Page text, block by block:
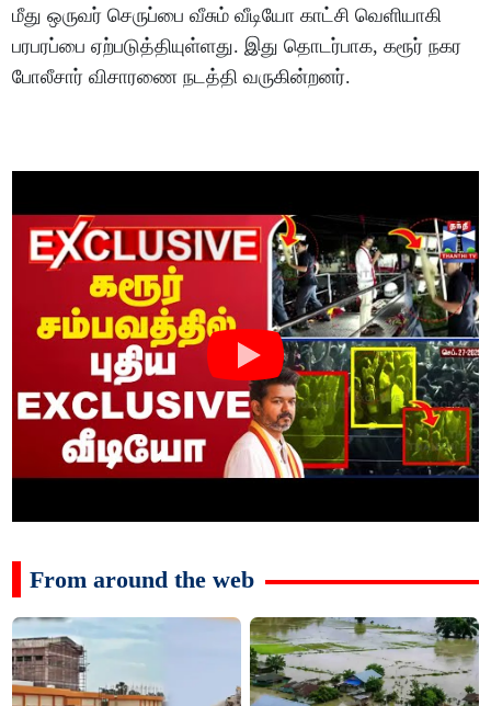
மீது ஒருவர் செருப்பை வீசும் வீடியோ காட்சி வெளியாகி
பரபரப்பை ஏற்படுத்தியுள்ளது. இது தொடர்பாக, கரூர் நகர
போலீசார் விசாரணை நடத்தி வருகின்றனர்.
From around the web